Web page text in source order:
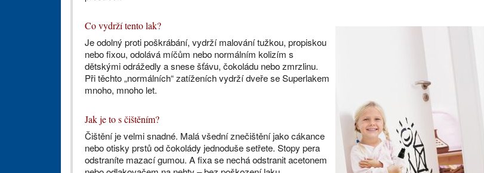
Co vydrží tento lak?
Je odolný proti poškrábání, vydrží malování tužkou, propiskou
nebo fixou, odolává míčům nebo normálním kolizím s
dětskými odrážedly a snese šťávu, čokoládu nebo zmrzlinu.
Při těchto „normálních“ zatíženích vydrží dveře se Superlakem
mnoho, mnoho let.
Jak je to s čištěním?
Čištění je velmi snadné. Malá všední znečištění jako cákance
nebo otisky prstů od čokolády jednoduše setřete. Stopy pera
odstraníte mazací gumou. A fixa se nechá odstranit acetonem